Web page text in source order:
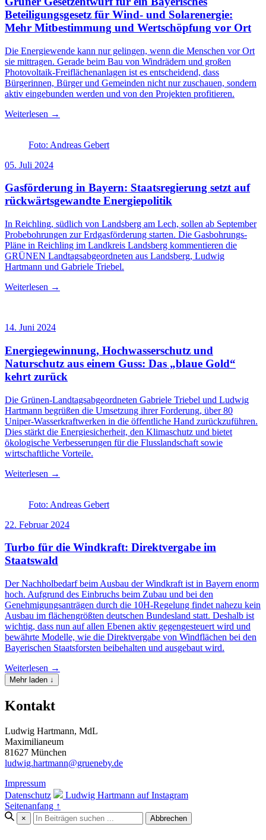
Beteiligungsgesetz für Wind- und Solarenergie:
Mehr Mitbestimmung und Wertschöpfung vor Ort
Die Energiewende kann nur gelingen, wenn die Menschen vor Ort
sie mittragen. Gerade beim Bau von Windrädern und großen
Photovoltaik-Freiflächenanlagen ist es entscheidend, dass
Bürgerinnen, Bürger und Gemeinden nicht nur zuschauen, sondern
aktiv eingebunden werden und von den Projekten profitieren.
Weiterlesen →
Foto: Andreas Gebert
05. Juli 2024
Gasförderung in Bayern: Staatsregierung setzt auf
rückwärtsgewandte Energiepolitik
In Reichling, südlich von Landsberg am Lech, sollen ab September
Probebohrungen zur Erdgasförderung starten. Die Gasbohrungs-
Pläne in Reichling im Landkreis Landsberg kommentieren die
GRÜNEN Landtagsabgeordneten aus Landsberg, Ludwig
Hartmann und Gabriele Triebel.
Weiterlesen →
14. Juni 2024
Energiegewinnung, Hochwasserschutz und
Naturschutz aus einem Guss: Das „blaue Gold“
kehrt zurück
Die Grünen-Landtagsabgeordneten Gabriele Triebel und Ludwig
Hartmann begrüßen die Umsetzung ihrer Forderung, über 80
Uniper-Wasserkraftwerken in die öffentliche Hand zurückzuführen.
Dies stärkt die Energiesicherheit, den Klimaschutz und bietet
ökologische Verbesserungen für die Flusslandschaft sowie
wirtschaftliche Vorteile.
Weiterlesen →
Foto: Andreas Gebert
22. Februar 2024
Turbo für die Windkraft: Direktvergabe im
Staatswald
Der Nachholbedarf beim Ausbau der Windkraft ist in Bayern enorm
hoch. Aufgrund des Einbruchs beim Zubau und bei den
Genehmigungsanträgen durch die 10H-Regelung findet nahezu kein
Ausbau im flächengrößten deutschen Bundesland statt. Deshalb ist
wichtig, dass nun auf allen Ebenen aktiv gegengesteuert wird und
bewährte Modelle, wie die Direktvergabe von Windflächen bei den
Bayerischen Staatsforsten beibehalten und ausgebaut wird.
Weiterlesen →
Mehr laden ↓
Kontakt
Ludwig Hartmann, MdL
Maximilianeum
81627 München
ludwig.hartmann@grueneby.de
Impressum
Datenschutz
Ludwig Hartmann auf Instagram
Seitenanfang ↑
× Abbrechen